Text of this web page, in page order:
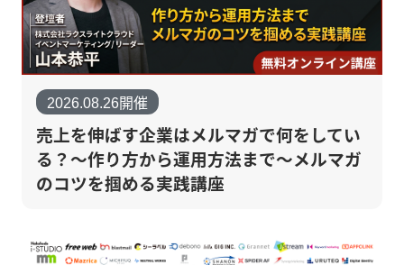
2026.08.26開催
売上を伸ばす企業はメルマガで何をしてい
る？～作り方から運用方法まで～メルマガ
のコツを掴める実践講座